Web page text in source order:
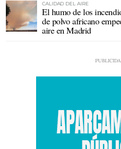
CALIDAD DEL AIRE
El humo de los
de polvo africano
aire en Madrid